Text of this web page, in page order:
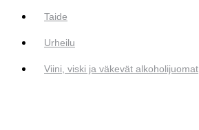
Taide
Urheilu
Viini, viski ja väkevät alkoholijuomat